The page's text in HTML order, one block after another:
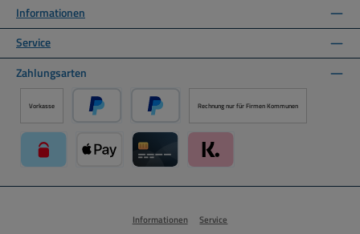
Informationen
Service
Zahlungsarten
Vorkasse
Später Bezahlen über PayPal
Rechnung nur für Firmen Kommunen
Informationen Service